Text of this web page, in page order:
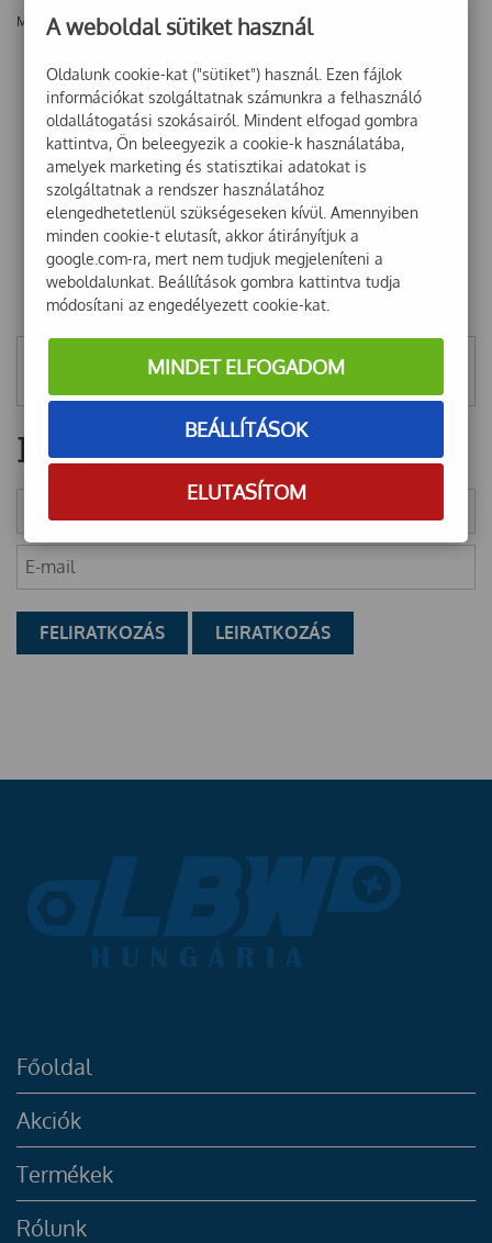
Még nincsenek vélemények ehhez a termékhez!
Mentett szűrők
Hírlevél
Főoldal
Akciók
Termékek
Rólunk
A weboldal sütiket használ
Oldalunk cookie-kat ("sütiket") használ. Ezen fájlok
információkat szolgáltatnak számunkra a felhasználó
oldallátogatási szokásairól. Mindent elfogad gombra
kattintva, Ön beleegyezik a cookie-k használatába,
amelyek marketing és statisztikai adatokat is
szolgáltatnak a rendszer használatához
elengedhetetlenül szükségeseken kívül. Amennyiben
minden cookie-t elutasít, akkor átirányítjuk a
google.com-ra, mert nem tudjuk megjeleníteni a
weboldalunkat. Beállítások gombra kattintva tudja
módosítani az engedélyezett cookie-kat.
MINDET ELFOGADOM
BEÁLLÍTÁSOK
ELUTASÍTOM